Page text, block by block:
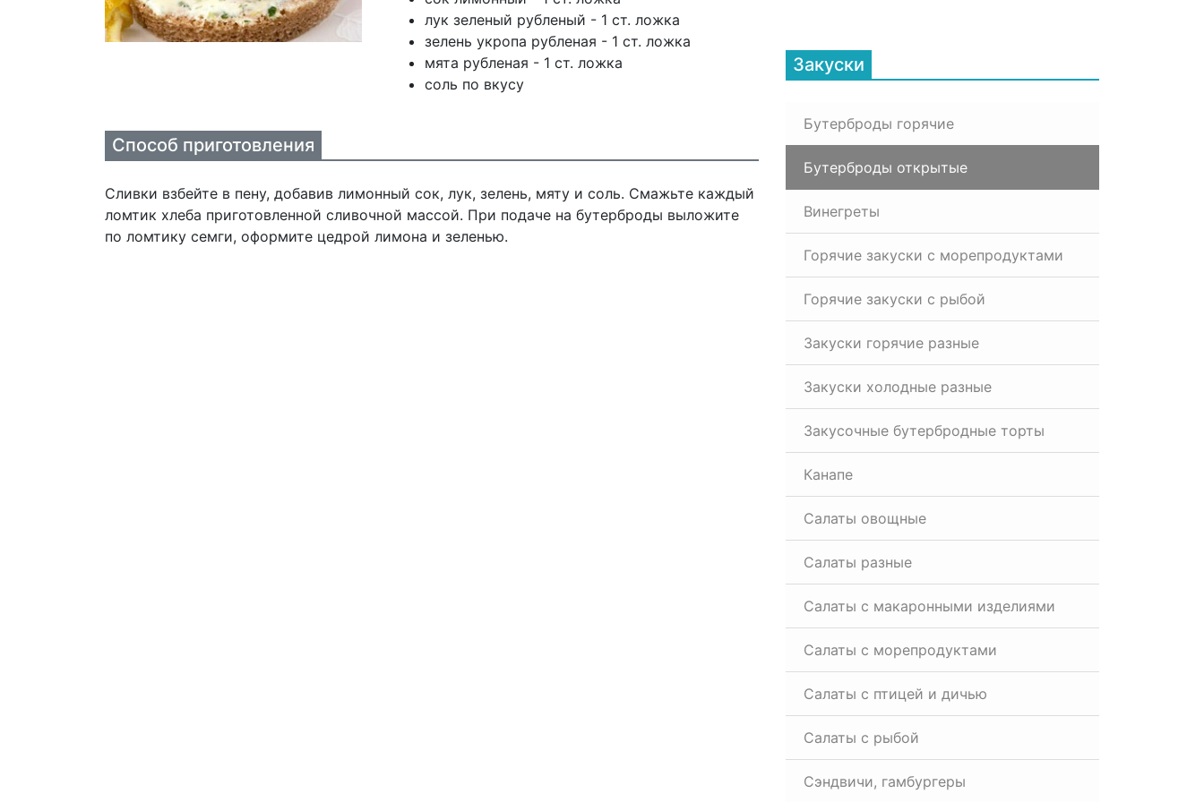
лук зеленый рубленый - 1 ст. ложка
зелень укропа рубленая - 1 ст. ложка
мята рубленая - 1 ст. ложка
соль по вкусу
Способ приготовления
Сливки взбейте в пену, добавив лимонный сок, лук, зелень, мяту и соль. Смажьте каждый
ломтик хлеба приготовленной сливочной массой. При подаче на бутерброды выложите
по ломтику семги, оформите цедрой лимона и зеленью.
Закуски
Бутерброды горячие
Бутерброды открытые
Винегреты
Горячие закуски с морепродуктами
Горячие закуски с рыбой
Закуски горячие разные
Закуски холодные разные
Закусочные бутербродные торты
Канапе
Салаты овощные
Салаты разные
Салаты с макаронными изделиями
Салаты с морепродуктами
Салаты с птицей и дичью
Салаты с рыбой
Сэндвичи, гамбургеры